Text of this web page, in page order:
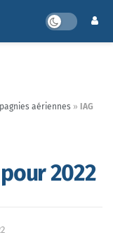
aériennes » IAG
2022